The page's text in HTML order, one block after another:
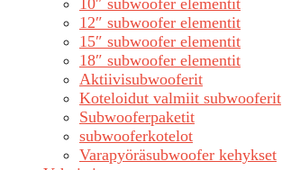
10″ subwoofer elementit
12″ subwoofer elementit
15″ subwoofer elementit
18″ subwoofer elementit
Aktiivisubwooferit
Koteloidut valmiit subwooferit
Subwooferpaketit
subwooferkotelot
Varapyöräsubwoofer kehykset